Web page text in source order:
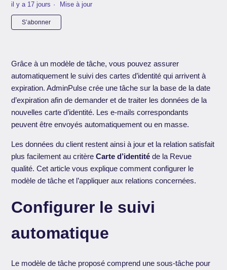
il y a 17 jours Mise à jour
S’abonner
Grâce à un modèle de tâche, vous pouvez assurer
automatiquement le suivi des cartes d’identité qui arrivent à
expiration. AdminPulse crée une tâche sur la base de la date
d’expiration afin de demander et de traiter les données de la
nouvelles carte d’identité. Les e-mails correspondants
peuvent être envoyés automatiquement ou en masse.
Les données du client restent ainsi à jour et la relation satisfait
plus facilement au critèreCarte d’identité de la Revue
qualité. Cet article vous explique comment configurer le
modèle de tâche et l’appliquer aux relations concernées.
Configurer le suivi
automatique
Le modèle de tâche proposé comprend une sous-tâche pour